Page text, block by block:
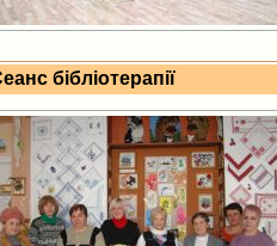
бібліотерапії